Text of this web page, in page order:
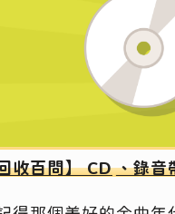
收百問】CD、錄音